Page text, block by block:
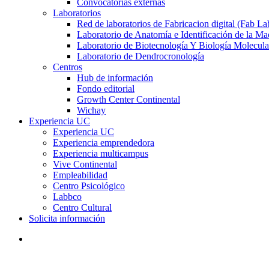
Convocatorias externas
Laboratorios
Red de laboratorios de Fabricacion digital (Fab
Laboratorio de Anatomía e Identificación de la
Laboratorio de Biotecnología Y Biología
Laboratorio de Dendrocronología
Centros
Hub de información
Fondo editorial
Growth Center Continental
Wichay
Experiencia UC
Experiencia UC
Experiencia emprendedora
Experiencia multicampus
Vive Continental
Empleabilidad
Centro Psicológico
Labbco
Centro Cultural
Solicita información